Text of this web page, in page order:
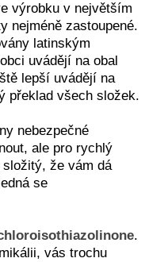
výrobku v největším
nejméně zastoupené.
latinským
uvádějí na obal
lepší uvádějí na
překlad všech složek.
nebezpečné
ale pro rychlý
že vám dá
se
.
vás trochu